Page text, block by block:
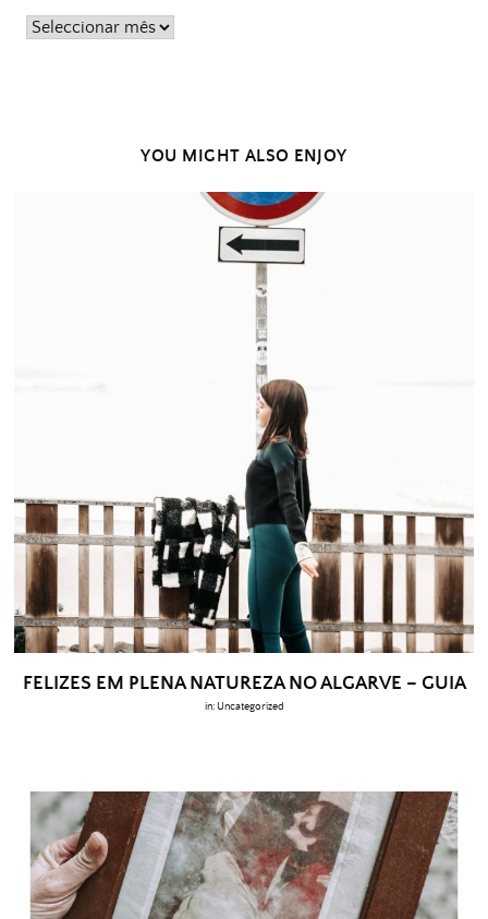
Posts
YOU MIGHT ALSO ENJOY
FELIZES EM PLENA NATUREZA NO ALGARVE – GUIA
in: Uncategorized